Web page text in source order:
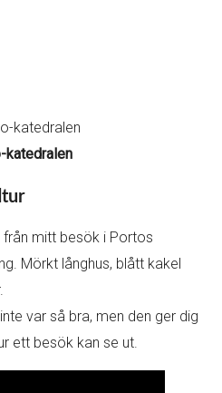
katedralen
mitt besök i Portos
Mörkt långhus, blått kakel
var så bra, men den ger dig
ett besök kan se ut.